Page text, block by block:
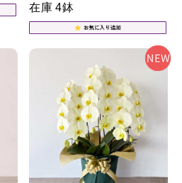
在庫 4鉢